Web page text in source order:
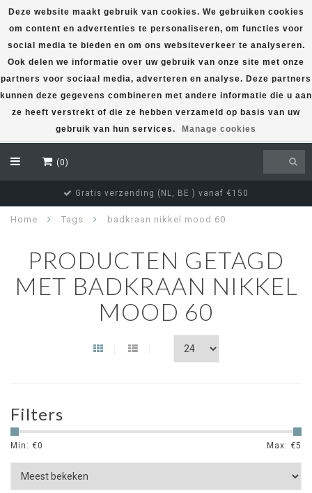
(0)
Gratis verzending (NL, BE ) vanaf €150
Home Tags badkraan nikkel mood 60
PRODUCTEN GETAGD
MET BADKRAAN NIKKEL
MOOD 60
Filters
Min: €0 Max: €5
Deze website maakt gebruik van cookies. We gebruiken cookies
om content en advertenties te personaliseren, om functies voor
social media te bieden en om ons websiteverkeer te analyseren.
Ook delen we informatie over uw gebruik van onze site met onze
partners voor sociaal media, adverteren en analyse. Deze partners
kunnen deze gegevens combineren met andere informatie die u aan
ze heeft verstrekt of die ze hebben verzameld op basis van uw
gebruik van hun services.
Manage cookies